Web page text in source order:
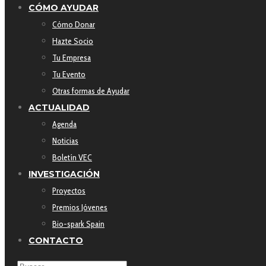
CÓMO AYUDAR
Cómo Donar
Hazte Socio
Tu Empresa
Tu Evento
Otras formas de Ayudar
ACTUALIDAD
Agenda
Noticias
Boletín VEC
INVESTIGACIÓN
Proyectos
Premios Jóvenes
Bio-spark Spain
CONTACTO